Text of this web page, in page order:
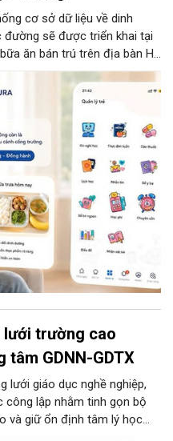
cơ sở dữ liệu về dinh
sẽ được triển khai tại
ăn bán trú trên địa bàn Hà
lưới trường cao
GDNN-GDTX
lưới giáo dục nghề nghiệp,
công lập nhằm tinh gọn bộ
và giữ ổn định tâm lý học